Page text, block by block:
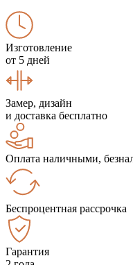
Изготовление
от 5 дней
Замер, дизайн
и доставка бесплатно
Оплата наличными,
Беспроцентная рассрочка
Гарантия